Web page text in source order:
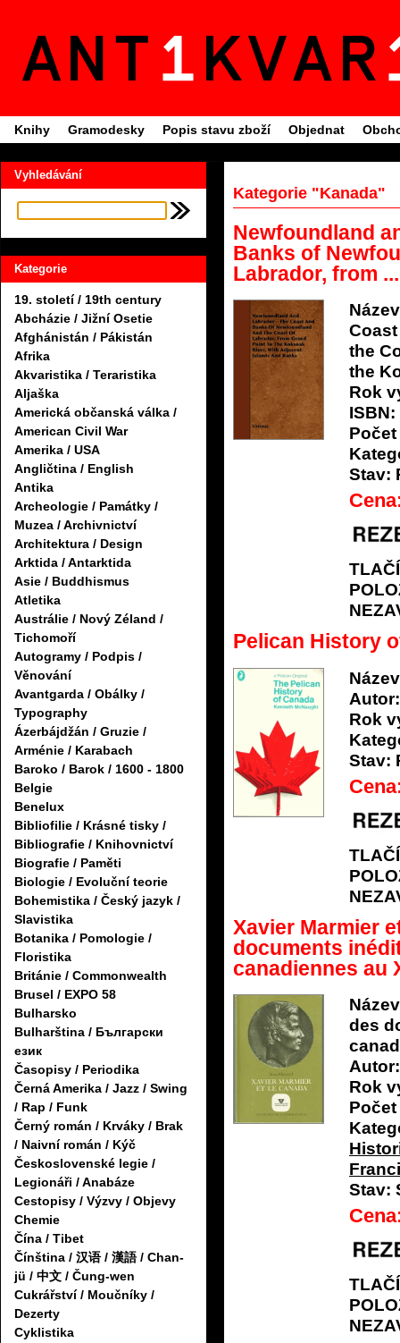
Knihy Gramodesky Popis stavu zboží Objednat
Vyhledávání
Kategorie
19. století / 19th century
Abcházie / Jižní Osetie
Afghánistán / Pákistán
Afrika
Akvaristika / Teraristika
Aljaška
Americká občanská válka /
American Civil War
Amerika / USA
Angličtina / English
Antika
Archeologie / Památky /
Muzea / Archivnictví
Architektura / Design
Arktida / Antarktida
Asie / Buddhismus
Atletika
Austrálie / Nový Zéland /
Tichomoří
Autogramy / Podpis /
Věnování
Avantgarda / Obálky /
Typography
Ázerbájdžán / Gruzie /
Arménie / Karabach
Baroko / Barok / 1600 - 1800
Belgie
Benelux
Bibliofilie / Krásné tisky /
Bibliografie / Knihovnictví
Biografie / Paměti
Biologie / Evoluční teorie
Bohemistika / Český jazyk /
Slavistika
Botanika / Pomologie /
Floristika
Británie / Commonwealth
Brusel / EXPO 58
Bulharsko
Bulharština / Български
език
Časopisy / Periodika
Černá Amerika / Jazz / Swing
/ Rap / Funk
Černý román / Krváky / Brak
/ Naivní román / Kýč
Československé legie /
Legionáři / Anabáze
Cestopisy / Výzvy / Objevy
Chemie
Čína / Tibet
Čínština / 汉语 / 漢語 / Chan-
jü / 中文 / Čung-wen
Cukrářství / Moučníky /
Dezerty
Cyklistika
Kategorie "Kanada"
Newfoundland
Banks of
Labrador, from ...
the
the
Rok
ISBN:
Stav:
Pelican History
Autor:
Rok
Stav:
Xavier Marmier
documents
canadiennes au
des
Autor:
Rok
Stav: